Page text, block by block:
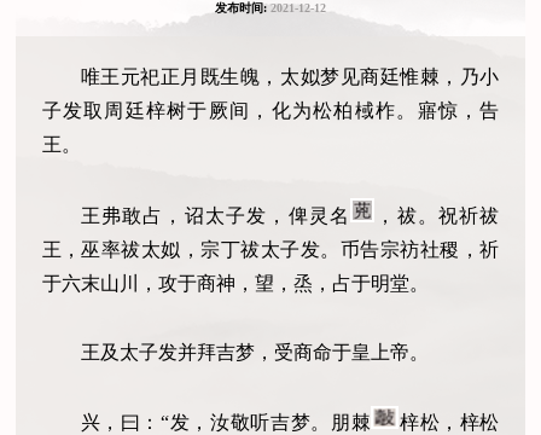
发布时间:2021-12-12
唯王元祀正月既生魄，太姒梦见商廷惟棘，乃小
子发取周廷梓树于厥间，化为松柏棫柞。 寤惊，告
王。
王弗敢占，诏太子发，俾灵名
，祓。祝祈祓
王，巫率祓太姒，宗丁祓太子发。币告宗祊社稷，祈
于六末山川，攻于商神，望，烝，占于明堂。
王及太子发并拜吉梦，受商命于皇上帝。
兴，曰：“发，汝敬听吉梦。朋棘
梓松，梓松